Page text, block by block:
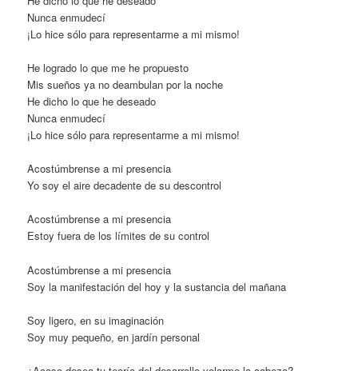
Nunca enmudecí
¡Lo hice sólo para representarme a mi mismo!
He logrado lo que me he propuesto
Mis sueños ya no deambulan por la noche
He dicho lo que he deseado
Nunca enmudecí
¡Lo hice sólo para representarme a mi mismo!
Acostúmbrense a mi presencia
Yo soy el aire decadente de su descontrol
Acostúmbrense a mi presencia
Estoy fuera de los límites de su control
Acostúmbrense a mi presencia
Soy la manifestación del hoy y la sustancia del mañana
Soy ligero, en su imaginación
Soy muy pequeño, en jardín personal